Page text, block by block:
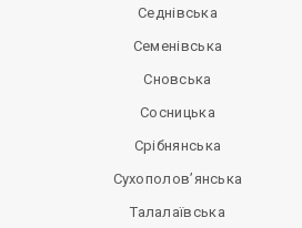
Седнівська
Семенівська
Сновська
Сосницька
Срібнянська
Сухополов’янська
Талалаївська